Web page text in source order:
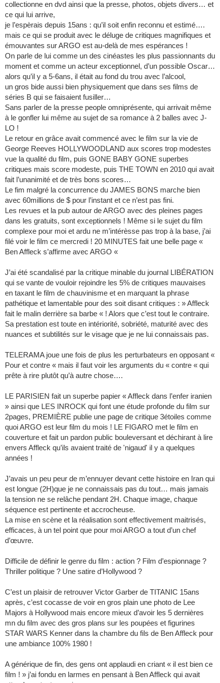
collectionne en dvd ainsi que la presse, photos, objets divers… et
ce qui lui arrive,
je l’espèrais depuis 15ans : qu’il soit enfin reconnu et estimé….
mais ce qui se produit avec le déluge de critiques magnifiques et
émouvantes sur ARGO est au-delà de mes espérances !
On parle de lui comme un des cinéastes les plus passionnants du
moment et comme un acteur exceptionnel, d’un possible Oscar…
alors qu’il y a 5-6ans, il était au fond du trou avec l’alcool,
un gros bide aussi bien physiquement que dans ses films de
séries B qui se faisaient fusiller…
Sans parler de la presse people omniprésente, qui arrivait même
à le gonfler lui même au sujet de sa romance à 2 balles avec J-
LO !
Le retour en grâce avait commencé avec le film sur la vie de
George Reeves HOLLYWOODLAND aux scores trop modestes
vue la qualité du film, puis GONE BABY GONE superbes
critiques mais score modeste, puis THE TOWN en 2010 qui avait
fait l’unanimité et de très bons scores…
Le fim malgré la concurrence du JAMES BONS marche bien
avec 60millions de $ pour l’instant et ce n’est pas fini.
Les revues et la pub autour de ARGO avec des pleines pages
dans les gratuits, sont exceptionnels ! Même si le sujet du film
complexe pour moi et ardu ne m’intérèsse pas trop à la base, j’ai
filé voir le film ce mercredi ! 20 MINUTES fait une belle page «
Ben Affleck s’affirme avec ARGO «
J’ai été scandalisé par la critique minable du journal LIBÉRATION
qui se vante de vouloir rejoindre les 5% de critiques mauvaises
en taxant le film de chauvinisme et en marquant la phrase
pathétique et lamentable pour des soit disant critiques : » Affleck
fait le malin derrière sa barbe « ! Alors que c’est tout le contraire.
Sa prestation est toute en intériorité, sobriété, maturité avec des
nuances et subtilités sur le visage que je ne lui connaissais pas.
TELERAMA joue une fois de plus les perturbateurs en opposant «
Pour et contre « mais il faut voir les arguments du « contre « qui
prête à rire plutôt qu’à autre chose….
LE PARISIEN fait un superbe papier « Affleck dans l’enfer iranien
» ainsi que LES INROCK qui font une étude profonde du film sur
2pages, PREMIÈRE publie une page de critique 3étoiles comme
quoi ARGO est leur film du mois ! LE FIGARO met le film en
couverture et fait un pardon public bouleversant et déchirant à lire
envers Affleck qu’ils avaient traité de 'nigaud' il y a quelques
années !
J’avais un peu peur de m’ennuyer devant cette histoire en Iran qui
est longue (2H)que je ne connaissais pas du tout… mais jamais
la tension ne se relâche pendant 2H. Chaque image, chaque
séquence est pertinente et accrocheuse.
La mise en scène et la réalisation sont effectivement maitrisés,
efficaces, à un tel point que pour moi ARGO a tout d’un chef
d’œuvre.
Difficile de définir le genre du film : action ? Film d’espionnage ?
Thriller politique ? Une satire d’Hollywood ?
C’est un plaisir de retrouver Victor Garber de TITANIC 15ans
après, c’est cocasse de voir en gros plain une photo de Lee
Majors à Hollywood mais encore mieux d’avoir les 5 dernières
mn du film avec des gros plans sur les poupées et figurines
STAR WARS Kenner dans la chambre du fils de Ben Affleck pour
une ambiance 100% 1980 !
A générique de fin, des gens ont applaudi en criant « il est bien ce
film ! » j’ai fondu en larmes en pensant à Ben Affleck qui avait